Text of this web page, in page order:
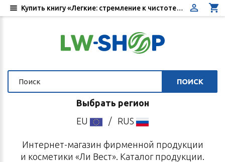
ПОИСК
Выбрать регион
EU
/ RUS
Интернет-магазин фирменной продукции
и косметики «Ли Вест». Каталог продукции.
Купить книгу «Легкие: стремление к чистоте». Автор Ашов А.Н. - Цена, отзывы, инструкция по применению - Интернет-магазин «Ли Вест»